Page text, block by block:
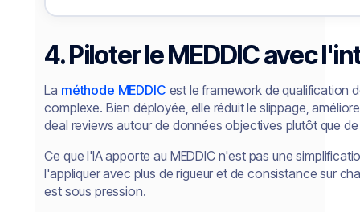
4. Piloter le MEDDIC avec
La méthode MEDDIC est le framework de qualification
complexe. Bien déployée, elle réduit le slippage,
deal reviews autour de données objectives plutôt que
Ce que l'IA apporte au MEDDIC n'est pas une
l'appliquer avec plus de rigueur et de consistance sur
est sous pression.